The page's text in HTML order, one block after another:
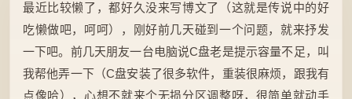
最近比较懒了，都好久没来写博文了（这就是传说中的好
吃懒做吧，呵呵），刚好前几天碰到一个问题，就来抒发
一下吧。前几天朋友一台电脑说C盘老是提示容量不足，叫
我帮他弄一下（C盘安装了很多软件，重装很麻烦，跟我有
点像哈），心想不就来个无损分区调整呀，很简单就动手